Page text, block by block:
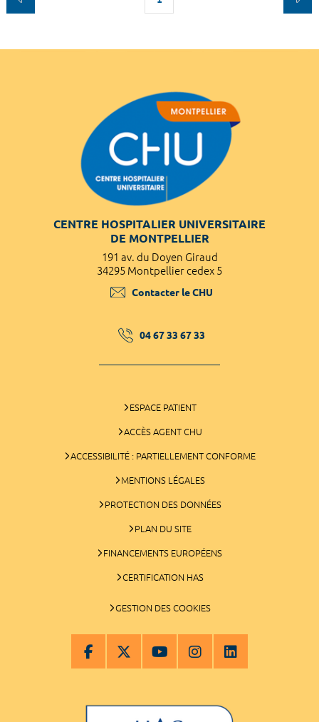
CENTRE HOSPITALIER UNIVERSITAIRE
DE MONTPELLIER
191 av. du Doyen Giraud
34295 Montpellier cedex 5
Contacter le CHU
04 67 33 67 33
ESPACE PATIENT
ACCÈS AGENT CHU
ACCESSIBILITÉ : PARTIELLEMENT CONFORME
MENTIONS LÉGALES
PROTECTION DES DONNÉES
PLAN DU SITE
FINANCEMENTS EUROPÉENS
CERTIFICATION HAS
GESTION DES COOKIES